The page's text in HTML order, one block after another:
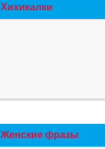
Хихикалки
Женские фразы